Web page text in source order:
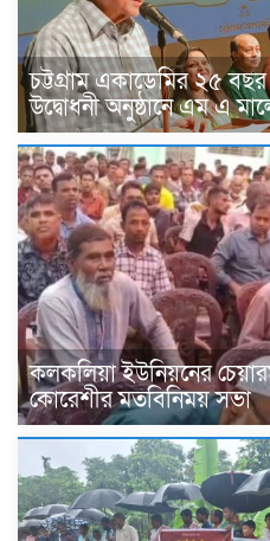
চট্টগ্রাম একাডেমির ২৫
উদ্বোধনী অনুষ্ঠানে এম এ
কলকলিয়া ইউনিয়নের
কোরেশীর মতবিনিময় সভা